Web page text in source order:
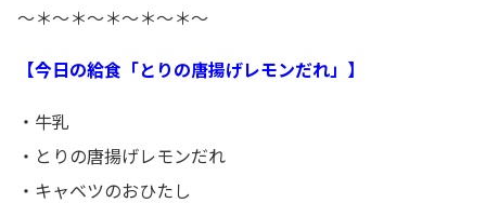
～＊～＊～＊～＊～＊～
【今日の給食「とりの唐揚げレモンだれ」】
・牛乳
・とりの唐揚げレモンだれ
・キャベツのおひたし